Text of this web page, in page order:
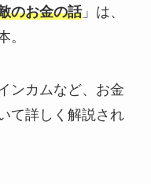
のお金の話」は、
。
ンカムなど、お金
て詳しく解説され